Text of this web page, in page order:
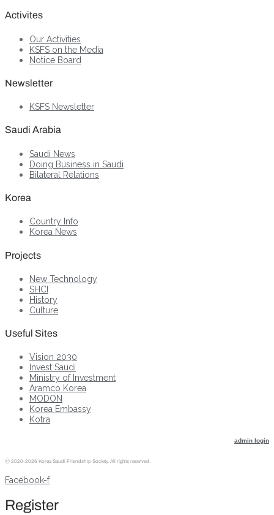
Activites
Our Activities
KSFS on the Media
Notice Board
Newsletter
KSFS Newsletter
Saudi Arabia
Saudi News
Doing Business in Saudi
Bilateral Relations
Korea
Country Info
Korea News
Projects
New Technology
SHCI
History
Culture
Useful Sites
Vision 2030
Invest Saudi
Ministry of Investment
Aramco Korea
MODON
Korea Embassy
Kotra
admin login
ⓒ 2020-2026 Korea Saudi Friendship Society. All rights reserved.
Facebook-f
Register